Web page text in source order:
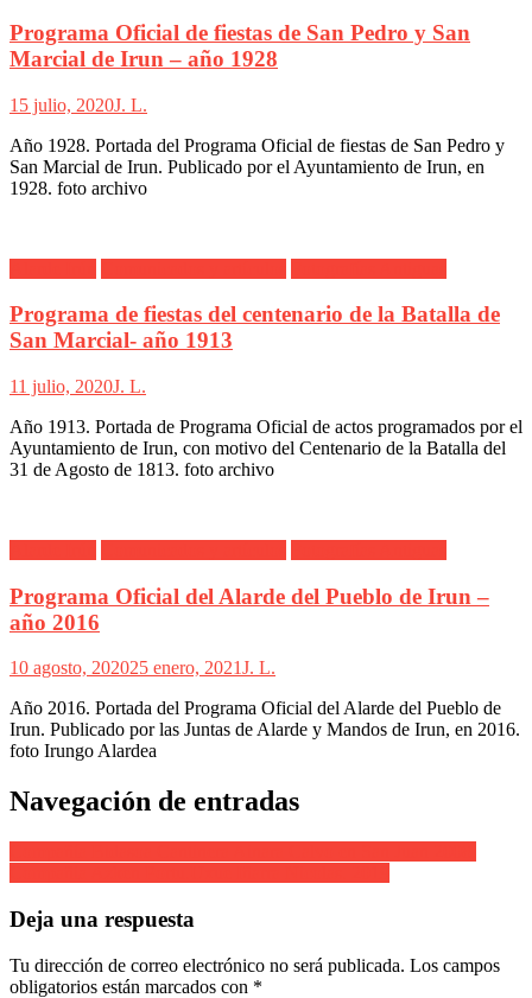
Programa Oficial de fiestas de San Pedro y San
Marcial de Irun – año 1928
15 julio, 2020J. L.
Año 1928. Portada del Programa Oficial de fiestas de San Pedro y
San Marcial de Irun. Publicado por el Ayuntamiento de Irun, en
1928. foto archivo
Programa de fiestas del centenario de la Batalla de
San Marcial- año 1913
11 julio, 2020J. L.
Año 1913. Portada de Programa Oficial de actos programados por el
Ayuntamiento de Irun, con motivo del Centenario de la Batalla del
31 de Agosto de 1813. foto archivo
Programa Oficial del Alarde del Pueblo de Irun –
año 2016
10 agosto, 202025 enero, 2021J. L.
Año 2016. Portada del Programa Oficial del Alarde del Pueblo de
Irun. Publicado por las Juntas de Alarde y Mandos de Irun, en 2016.
foto Irungo Alardea
Navegación de entradas
Deja una respuesta
Tu dirección de correo electrónico no será publicada. Los campos
obligatorios están marcados con *